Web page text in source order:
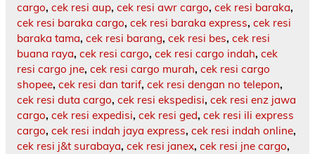
cargo, cek resi aup, cek resi awr cargo, cek resi baraka,
cek resi baraka cargo, cek resi baraka express, cek resi
baraka tama, cek resi barang, cek resi bes, cek resi
buana raya, cek resi cargo, cek resi cargo indah, cek
resi cargo jne, cek resi cargo murah, cek resi cargo
shopee, cek resi dan tarif, cek resi dengan no telepon,
cek resi duta cargo, cek resi ekspedisi, cek resi enz jawa
cargo, cek resi expedisi, cek resi ged, cek resi ili express
cargo, cek resi indah jaya express, cek resi indah online,
cek resi j&t surabaya, cek resi janex, cek resi jne cargo,